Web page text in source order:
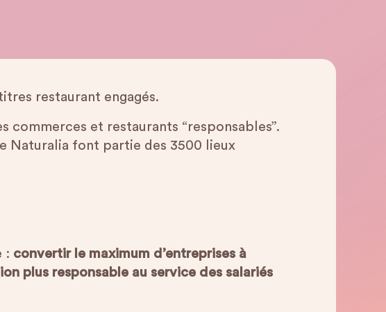
restaurant engagés.
commerces et restaurants “responsables”.
Naturalia font partie des 3500 lieux
: convertir le maximum d’entreprises à
plus responsable au service des salariés